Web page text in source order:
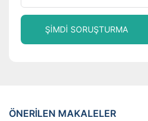
ŞIMDI SORUŞTURMA
ÖNERILEN MAKALELER